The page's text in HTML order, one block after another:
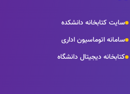
سایت کتابخانه دانشکده
سامانه اتوماسیون اداری
کتابخانه دیجیتال دانشگاه